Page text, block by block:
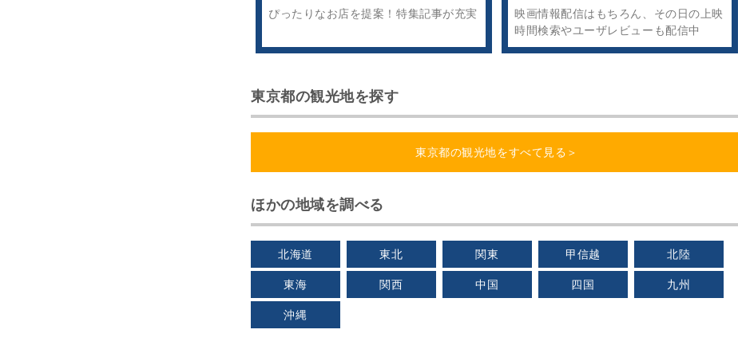
ぴったりなお店を提案！特集記事が充実
映画情報配信はもちろん、その日の上映
時間検索やユーザレビューも配信中
東京都の観光地を探す
東京都の観光地をすべて見る＞
ほかの地域を調べる
北海道 東北 関東 甲信越 北陸
東海 関西 中国 四国 九州
沖縄